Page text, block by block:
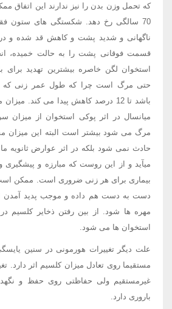
70 سالگی رخ دهد. شکستگی های ستون
ناگهانی و شدید پشت و کاهش قد شده و در
قسمت فوقانی پشت را به حالت خمیده،
استخوان لگن خاصره بیشترین تهدید برای
حتی مرگ است چرا که طول عمر زنی که
باشد تا 12 درصد کاهش پیدا می کند.
میانسال در اثر پوکی استخوان از میزان
مرگ می شود بیشتر است البته این میزان
حادث نمی شود بلکه در اثر عوارض ثانویه
میآید و از این روست که مبارزه و پیشگیری
بیماری برای هر زنی ضروری است. ممکن
دست به دست هم داده و موجب پدید آمدن
مهره ها شود. از بین رفتن ذخایر کلسیم
استخوان ها می شود.
علت دیگر تغییرات هورمونی در سنین
مستقیما روی تعادل میزان کلسیم اثر دارد.
غیرمستقیم ولی حفاظتی روی حفظ و
باروری دارد.